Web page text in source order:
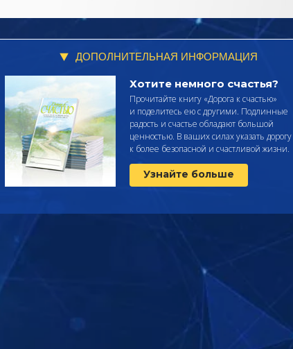
ДОПОЛНИТЕЛЬНАЯ ИНФОРМАЦИЯ
Хотите немного счастья?
Прочитайте книгу «Дорога к счастью»
и поделитесь ею с другими. Подлинные
радость и счастье обладают большой
ценностью. В ваших силах указать дорогу
к более безопасной и счастливой жизни.
Узнайте больше